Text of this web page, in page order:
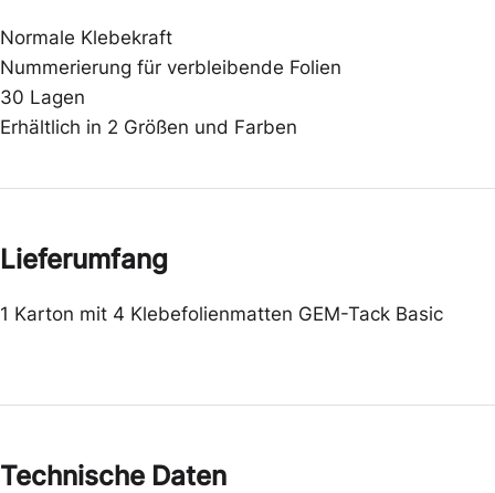
Normale Klebekraft
Nummerierung für verbleibende Folien
30 Lagen
Erhältlich in 2 Größen und Farben
Lieferumfang
1 Karton mit 4 Klebefolienmatten GEM-Tack Basic
Technische Daten